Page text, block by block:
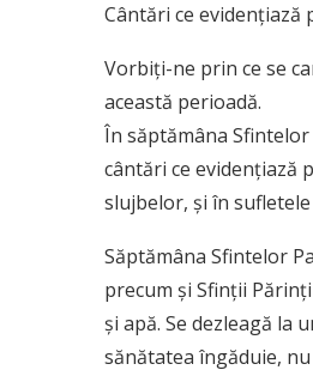
Cântări ce evidenţiază
Vorbiţi-ne prin ce se
această perioadă.
În săptămâna
cântări ce evidenţiază
slujbelor, şi în
Săptămâna Sfintelor
precum şi Sfinţii
şi apă. Se dezleagă la
sănătatea îngăduie,